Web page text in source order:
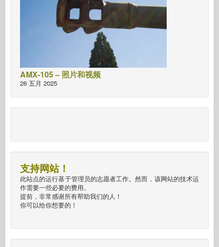
AMX-105 – 照片和视频
26 五月 2025
支持网站！
此站点的运行基于管理员的志愿者工作。然而，该网站的技术运
作需要一些必要的费用。
提前，非常感谢所有帮助我们的人！
你可以给你想要的！